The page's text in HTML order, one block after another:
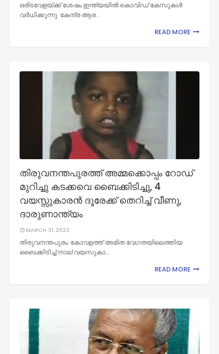
ഒരിടവേളയ്ക്ക് ശേഷം ഇന്ത്യയിൽ കൊവിഡ് കേസുകൾ
വർധിക്കുന്നു. കേന്ദ്ര ആര…
READ MORE
തിരുവനന്തപുരത്ത് അമ്മക്കൊപ്പം റോഡ്
മുറിച്ചു കടക്കവെ ബൈക്കിടിച്ചു, 4
വയസ്സുകാരന്‍ ദൂരേക്ക് തെറിച്ച് വീണു,
ദാരുണാന്ത്യം
MARCH 31, 2023
തിരുവനന്തപുരം: കോവളത്ത് അമിത വേഗതയിലെത്തിയ
ബൈക്കിടിച്ച് നാല് വയസുകാ…
READ MORE